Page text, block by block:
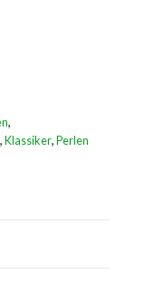
,
, Klassiker, Perlen